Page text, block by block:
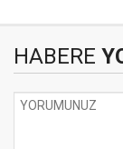
HABERE